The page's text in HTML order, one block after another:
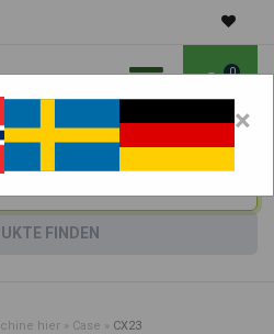
0
Maschine wählen:
FINDEN
hier » Case » CX23
×